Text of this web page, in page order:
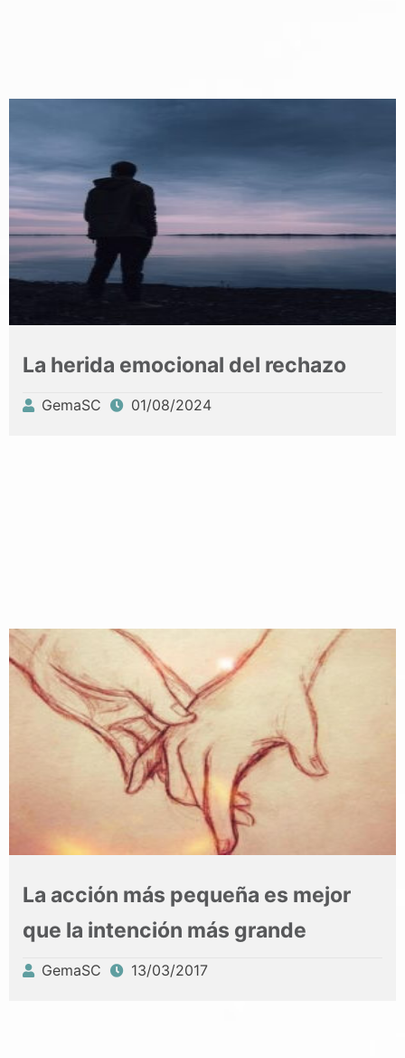
La herida emocional del rechazo
Publicado
GemaSC 01/08/2024
La acción más pequeña es mejor
que la intención más grande
Publicado
por
GemaSC 13/03/2017